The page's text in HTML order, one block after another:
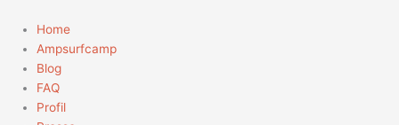
Inhalt
springen
Home
Ampsurfcamp
Blog
FAQ
Profil
nach: